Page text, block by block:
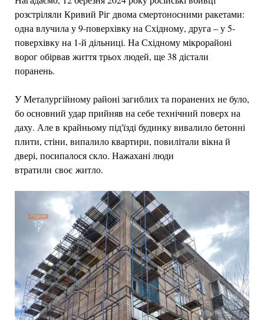
розстріляли Кривий Ріг двома смертоносними ракетами:
одна влучила у 9-поверхівку на Східному, друга – у 5-
поверхівку на 1-й дільниці. На Східному мікрорайоні
ворог обірвав життя трьох людей, ще 38 дістали
поранень.
У Металургійному районі загиблих та поранених не було,
бо основний удар прийняв на себе технічний поверх на
даху. Але в крайньому під'їзді будинку вивалило бетонні
плити, стіни, випалило квартири, повилітали вікна й
двері, посипалося скло. Нажахані люди
втратили своє житло.